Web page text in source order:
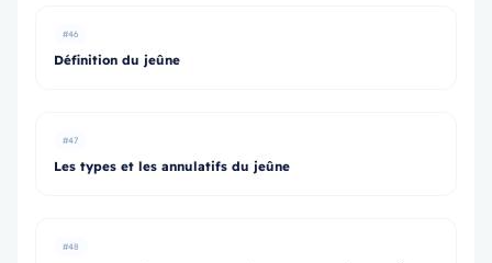
#46
Définition du jeûne
#47
Les types et les annulatifs du jeûne
#48